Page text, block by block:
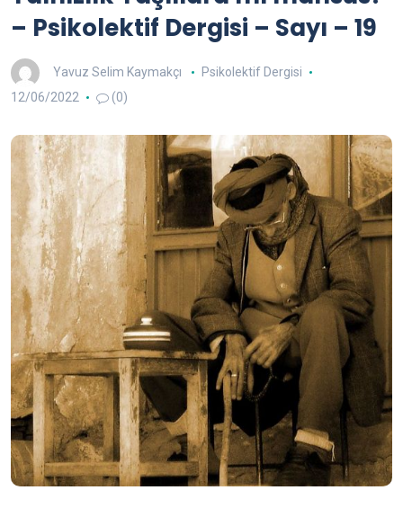
– Psikolektif Dergisi – Sayı – 19
Yavuz Selim Kaymakçı
Psikolektif Dergisi
12/06/2022
(0)